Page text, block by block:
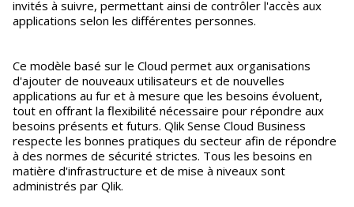
invités à suivre, permettant ainsi de contrôler l'accès aux
applications selon les différentes personnes.
Ce modèle basé sur le Cloud permet aux organisations
d'ajouter de nouveaux utilisateurs et de nouvelles
applications au fur et à mesure que les besoins évoluent,
tout en offrant la flexibilité nécessaire pour répondre aux
besoins présents et futurs. Qlik Sense Cloud Business
respecte les bonnes pratiques du secteur afin de répondre
à des normes de sécurité strictes. Tous les besoins en
matière d'infrastructure et de mise à niveaux sont
administrés par Qlik.